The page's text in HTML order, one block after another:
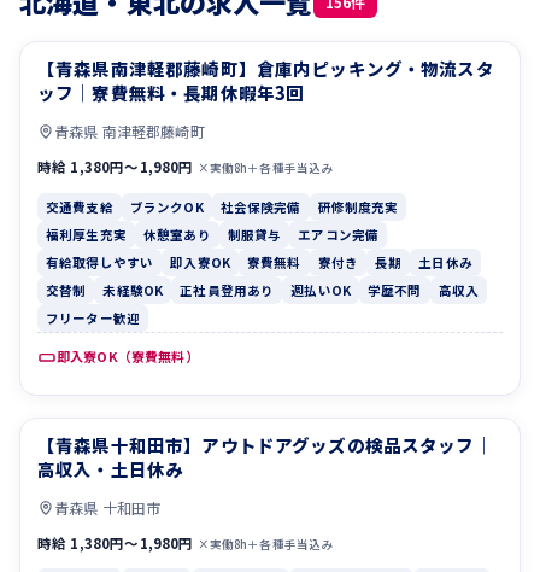
交通費支給 ブランクOK
【青森県南津軽郡藤崎町】倉庫内ピッキング・物流スタ
ッフ｜寮費無料・長期休暇年3回
青森県 南津軽郡藤崎町
時給 1,380円〜1,980円 ×実働8h＋各種手当込み
交通費支給 ブランクOK 社会保険完備
研修制度充実
福利厚生充実
休憩室あり 制服貸与
エアコン完備
有給取得しやすい
即入寮OK 寮費無料 寮付き 長期
土日休み
交替制
未経験OK 正社員登用あり 週払いOK 学歴不問
高収入
フリーター歓迎
即入寮OK（寮費無料）
休憩室あり 制服貸与
【青森県十和田市】アウトドアグッズの検品スタッフ｜
高収入・土日休み
青森県 十和田市
時給 1,380円〜1,980円 ×実働8h＋各種手当込み